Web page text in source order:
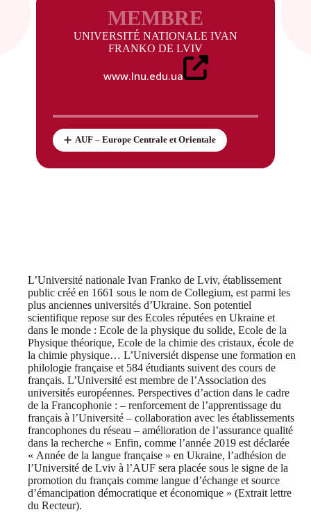
MEMBRE
UNIVERSITÉ NATIONALE IVAN
FRANKO DE LVIV
www.lnu.edu.ua
AUF – Europe Centrale et Orientale
L’Université nationale Ivan Franko de Lviv, établissement
public créé en 1661 sous le nom de Collegium, est parmi les
plus anciennes universités d’Ukraine. Son potentiel
scientifique repose sur des Ecoles réputées en Ukraine et
dans le monde : Ecole de la physique du solide, Ecole de la
Physique théorique, Ecole de la chimie des cristaux, école de
la chimie physique… L’Universiét dispense une formation en
philologie française et 584 étudiants suivent des cours de
français. L’Université est membre de l’Association des
universités européennes. Perspectives d’action dans le cadre
de la Francophonie : – renforcement de l’apprentissage du
français à l’Université – collaboration avec les établissements
francophones du réseau – amélioration de l’assurance qualité
dans la recherche « Enfin, comme l’année 2019 est déclarée
« Année de la langue française » en Ukraine, l’adhésion de
l’Université de Lviv à l’AUF sera placée sous le signe de la
promotion du français comme langue d’échange et source
d’émancipation démocratique et économique » (Extrait lettre
du Recteur).